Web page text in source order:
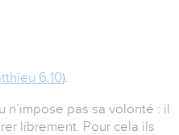
6.10).
n’impose pas sa volonté : il
librement. Pour cela ils